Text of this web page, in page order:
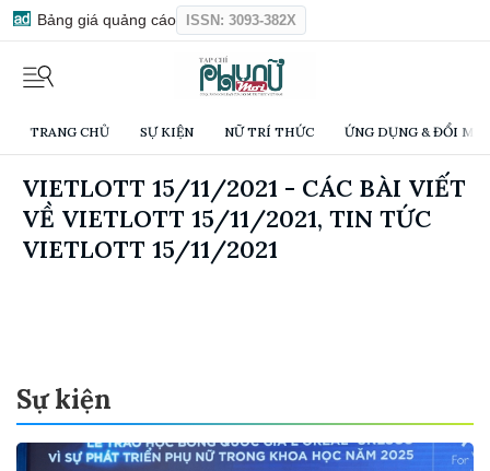
Bảng giá quảng cáo ISSN: 3093-382X
TRANG CHỦ SỰ KIỆN NỮ TRÍ THỨC ỨNG DỤNG & ĐỔI
VIETLOTT 15/11/2021 - CÁC BÀI VIẾT
VỀ VIETLOTT 15/11/2021, TIN TỨC
VIETLOTT 15/11/2021
Sự kiện